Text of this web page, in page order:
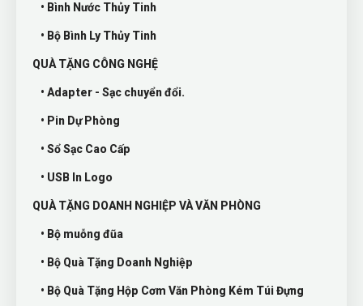
• Bình Nước Thủy Tinh
• Bộ Bình Ly Thủy Tinh
QUÀ TẶNG CÔNG NGHỆ
• Adapter - Sạc chuyển đổi.
• Pin Dự Phòng
• Sổ Sạc Cao Cấp
• USB In Logo
QUÀ TẶNG DOANH NGHIỆP VÀ VĂN PHÒNG
• Bộ muỗng đũa
• Bộ Quà Tặng Doanh Nghiệp
• Bộ Quà Tặng Hộp Cơm Văn Phòng Kém Túi Đựng